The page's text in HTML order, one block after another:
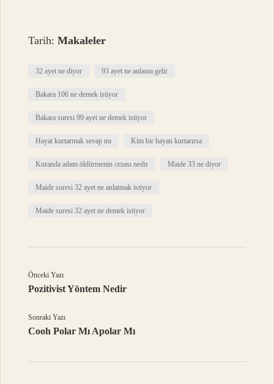
Tarih:Makaleler
32 ayet ne diyor 93 ayet ne anlama gelir
Bakara 106 ne demek istiyor
Bakara suresi 99 ayet ne demek istiyor
Hayat kurtarmak sevap mı Kim bir hayatı kurtarırsa
Kuranda adam öldürmenin cezası nedir Maide 33 ne diyor
Maide suresi 32 ayet ne anlatmak istiyor
Maide suresi 32 ayet ne demek istiyor
Önceki Yazı
Pozitivist Yöntem Nedir
Sonraki Yazı
Cooh Polar Mı Apolar Mı